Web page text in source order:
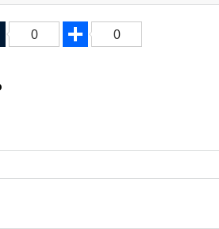
Tumblr
0 Share
0